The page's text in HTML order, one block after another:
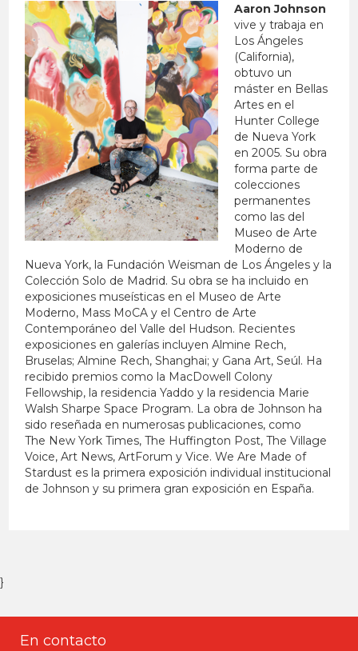
Aaron Johnson
vive y trabaja en
Los Ángeles
(California),
obtuvo un
máster en Bellas
Artes en el
Hunter College
de Nueva York
en 2005. Su obra
forma parte de
colecciones
permanentes
como las del
Museo de Arte
Moderno de
Nueva York, la Fundación Weisman de Los Ángeles y la
Colección Solo de Madrid. Su obra se ha incluido en
exposiciones museísticas en el Museo de Arte
Moderno, Mass MoCA y el Centro de Arte
Contemporáneo del Valle del Hudson. Recientes
exposiciones en galerías incluyen Almine Rech,
Bruselas; Almine Rech, Shanghai; y Gana Art, Seúl. Ha
recibido premios como la MacDowell Colony
Fellowship, la residencia Yaddo y la residencia Marie
Walsh Sharpe Space Program. La obra de Johnson ha
sido reseñada en numerosas publicaciones, como
The New York Times, The Huffington Post, The Village
Voice, Art News, ArtForum y Vice. We Are Made of
Stardust es la primera exposición individual institucional
de Johnson y su primera gran exposición en España.
}
En contacto